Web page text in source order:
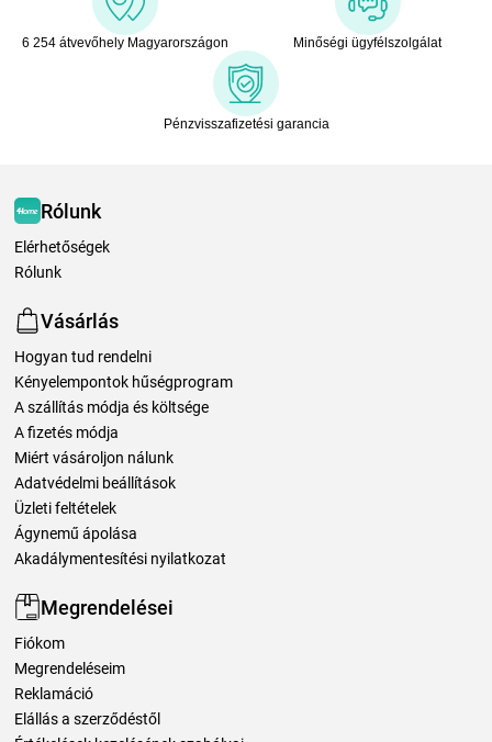
6 254 átvevőhely Magyarországon Minőségi ügyfélszolgálat
Pénzvisszafizetési garancia
Rólunk
Elérhetőségek
Rólunk
Vásárlás
Hogyan tud rendelni
Kényelempontok hűségprogram
A szállítás módja és költsége
A fizetés módja
Miért vásároljon nálunk
Adatvédelmi beállítások
Üzleti feltételek
Ágynemű ápolása
Akadálymentesítési nyilatkozat
Megrendelései
Fiókom
Megrendeléseim
Reklamáció
Elállás a szerződéstől